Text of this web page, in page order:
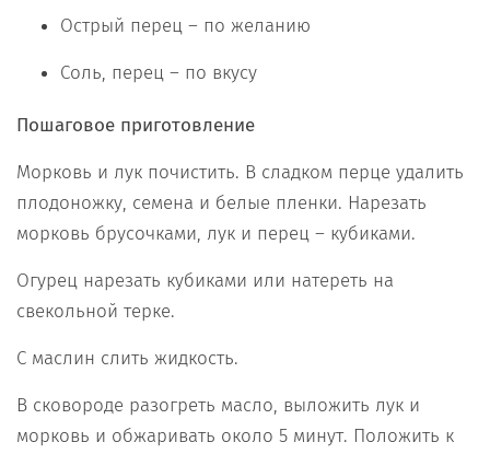
Острый перец – по желанию
Соль, перец – по вкусу
Пошаговое приготовление
Морковь и лук почистить. В сладком перце удалить
плодоножку, семена и белые пленки. Нарезать
морковь брусочками, лук и перец – кубиками.
Огурец нарезать кубиками или натереть на
свекольной терке.
С маслин слить жидкость.
В сковороде разогреть масло, выложить лук и
морковь и обжаривать около 5 минут. Положить к